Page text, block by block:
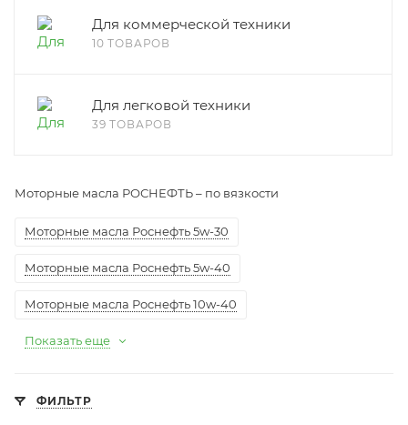
Для коммерческой техники
10 ТОВАРОВ
Для легковой техники
39 ТОВАРОВ
Моторные масла РОСНЕФТЬ – по вязкости
Моторные масла Роснефть 5w-30
Моторные масла Роснефть 5w-40
Моторные масла Роснефть 10w-40
Показать еще
ФИЛЬТР